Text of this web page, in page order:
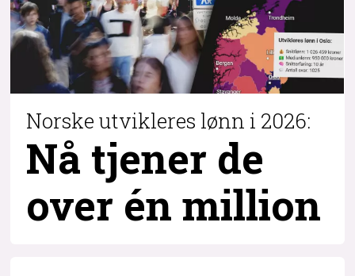
Norske utvikleres lønn i 2026:
Nå tjener de
over én million